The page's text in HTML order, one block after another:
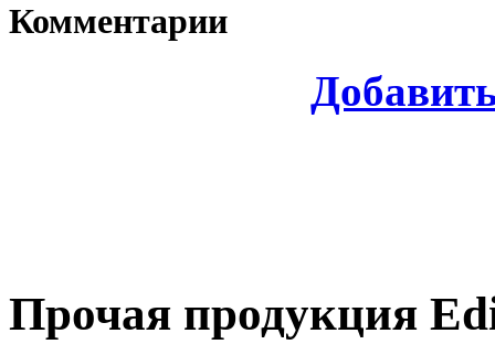
Комментарии
Прочая продукция